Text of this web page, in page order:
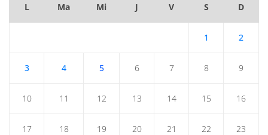
L Ma Mi J V S D
1 2
3 4 5 6 7 8 9
10 11 12 13 14 15 16
17 18 19 20 21 22 23